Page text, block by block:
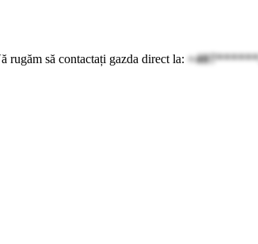
rugăm să contactați gazda direct la: